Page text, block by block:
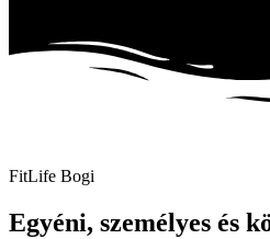
FitLife Bogi
Egyéni, személyes és